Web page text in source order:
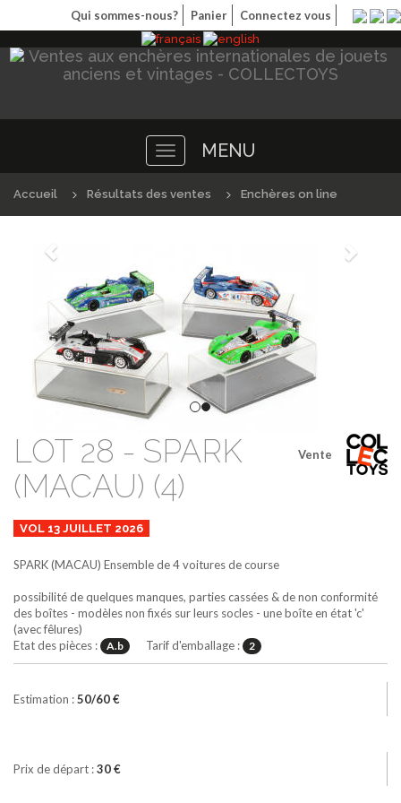
Qui sommes-nous? Panier Connectez vous
Toggle
navigation
MENU
Accueil Résultats des ventes Enchères on line
Précédént
Vente
LOT 28 - SPARK
(MACAU) (4)
VOL 13 JUILLET 2026
SPARK (MACAU) Ensemble de 4 voitures de course
possibilité de quelques manques, parties cassées & de non conformité
des boîtes - modèles non fixés sur leurs socles - une boîte en état 'c'
(avec fêlures)
Etat des pièces :
A.b Tarif d'emballage : 2
Estimation :50/60 €
Prix de départ :30 €